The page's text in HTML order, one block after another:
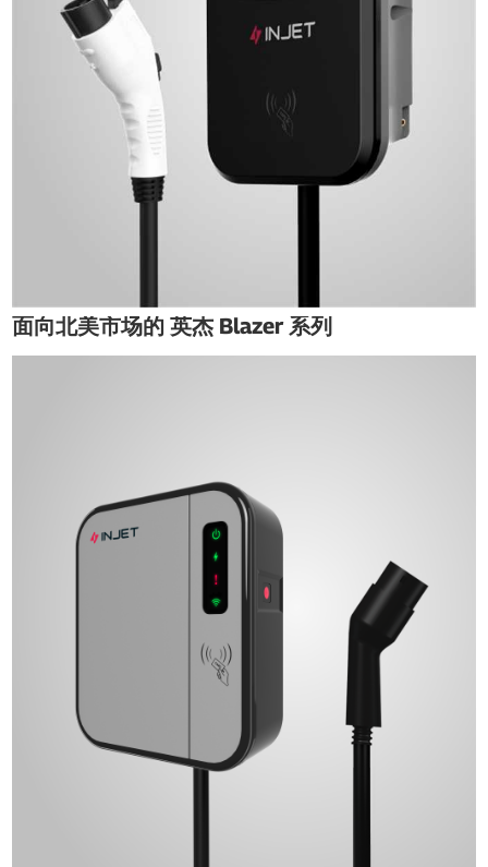
面向北美市场的 英杰 Blazer 系列